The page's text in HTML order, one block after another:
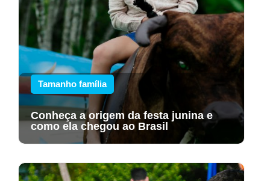
Tamanho família
Conheça a origem da festa junina e
como ela chegou ao Brasil